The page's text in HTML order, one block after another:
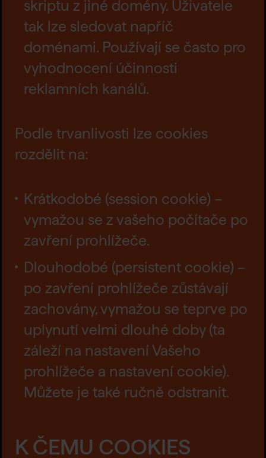
skriptu z jiné domény. Uživatele
tak lze sledovat napříč
doménami. Používají se často pro
vyhodnocení účinnosti
reklamních kanálů.
Podle trvanlivosti lze cookies
rozdělit na:
Krátkodobé (session cookie) –
vymažou se z vašeho počítače po
zavření prohlížeče.
Dlouhodobé (persistent cookie) –
po zavření prohlížeče zůstávají
zachovány, vymažou se teprve po
uplynutí velmi dlouhé doby (ta
záleží na nastavení Vašeho
prohlížeče a nastavení cookie).
Můžete je také ručně odstranit.
K ČEMU COOKIES